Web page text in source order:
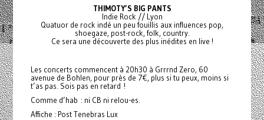
THIMOTY’S BIG PANTS
Indie Rock // Lyon
Quatuor de rock indé un peu fouillis aux influences pop,
shoegaze, post-rock, folk, country.
Ce sera une découverte des plus inédites en live !
Les concerts commencent à 20h30 à Grrrnd Zero, 60
avenue de Bohlen, pour près de 7€, plus si tu peux, moins si
t’as pas. Sois pas en retard !
Comme d’hab : ni CB ni relou-es.
Affiche : Post Tenebras Lux